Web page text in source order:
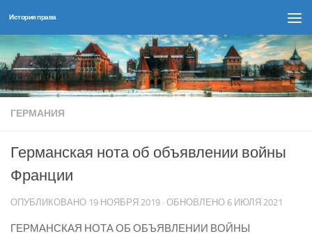
Перейти к содержимому
История права
ГЕРМАНИЯ
Германская нота об объявлении войны
Франции
ОПУБЛИКОВАНО 19 НОЯБРЯ 2019 · ОБНОВЛЕНО 6 ИЮЛЯ 2021
ГЕРМАНСКАЯ НОТА ОБ ОБЪЯВЛЕНИИ ВОЙНЫ